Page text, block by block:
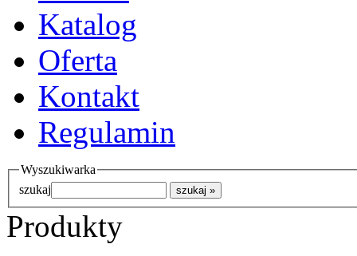
Katalog
Oferta
Kontakt
Regulamin
Wyszukiwarka
szukaj
Produkty